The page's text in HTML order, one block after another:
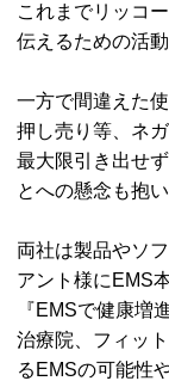
これまでリッコ
伝えるための活
一方で間違えた
押し売り等、ネ
最大限引き出せ
とへの懸念も抱
両社は製品やソ
アント様にEMS
『EMSで健康増
治療院、フィッ
るEMSの可能性